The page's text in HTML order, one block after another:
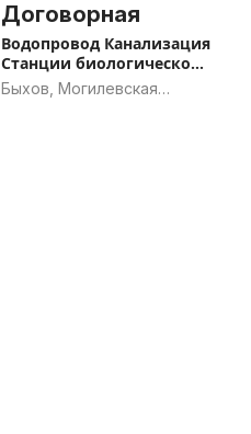
Договорная
Водопровод Канализация
Станции биологической
очистки
Быхов, Могилевская